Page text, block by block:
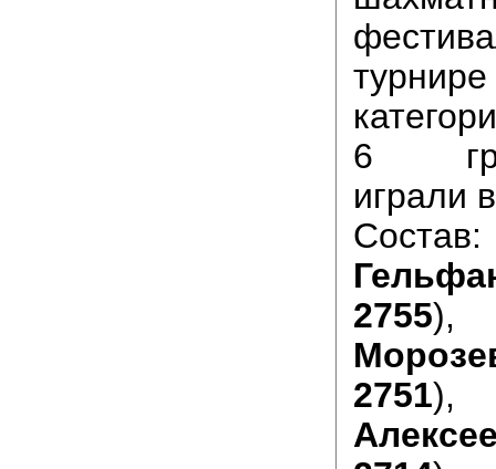
6
играли
2755
2751